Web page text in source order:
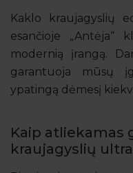
Kaklo kraujagyslių
esančioje „Antėja“
modernią įrangą.
garantuoja mūsų
ypatingą dėmesį
Kaip atliekamas
kraujagyslių